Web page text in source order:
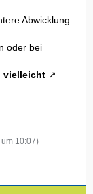
Abwicklung
oder bei
vielleicht
10:07)